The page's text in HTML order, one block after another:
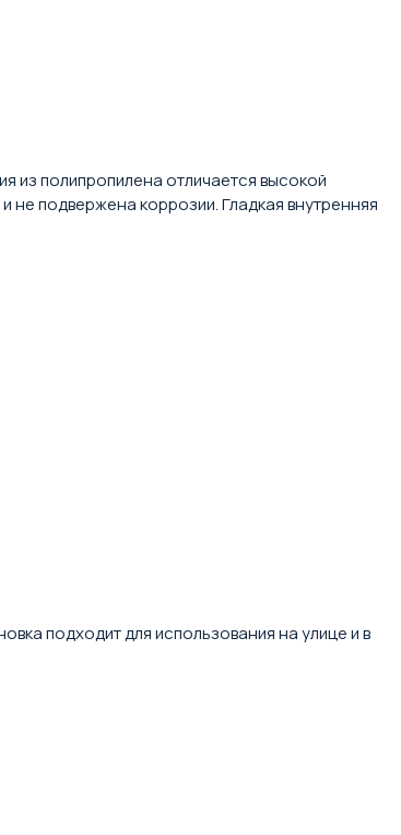
из полипропилена отличается высокой
не подвержена коррозии. Гладкая внутренняя
подходит для использования на улице и в